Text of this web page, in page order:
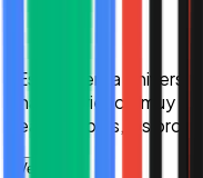
Estudio en la
una experiencia muy
sean flexibles, los
Ver más